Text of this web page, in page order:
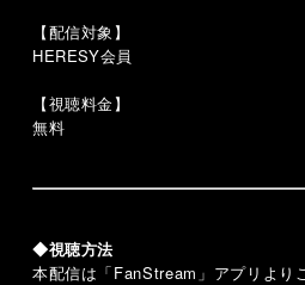
【配信対象】
HERESY会員
【視聴料金】
無料
◆視聴方法
本配信は「FanStream」アプリより